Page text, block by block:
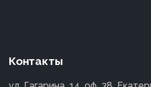
Контакты